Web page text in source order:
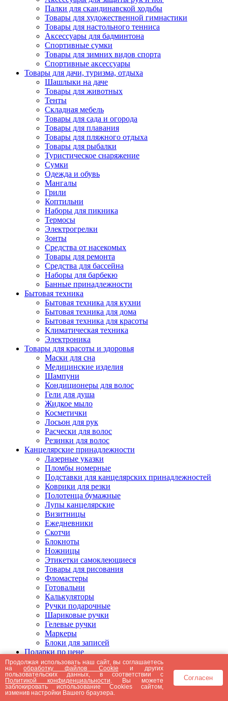
Палки для скандинавской ходьбы
Товары для художественной гимнастики
Товары для настольного тенниса
Аксессуары для бадминтона
Спортивные сумки
Товары для зимних видов спорта
Спортивные аксессуары
Товары для дачи, туризма, отдыха
Шашлыки на даче
Товары для животных
Тенты
Складная мебель
Товары для сада и огорода
Товары для плавания
Товары для пляжного отдыха
Товары для рыбалки
Туристическое снаряжение
Сумки
Одежда и обувь
Мангалы
Грили
Коптильни
Наборы для пикника
Термосы
Электрогрелки
Зонты
Средства от насекомых
Товары для ремонта
Средства для бассейна
Наборы для барбекю
Банные принадлежности
Бытовая техника
Бытовая техника для кухни
Бытовая техника для дома
Бытовая техника для красоты
Климатическая техника
Электроника
Товары для красоты и здоровья
Маски для сна
Медицинские изделия
Шампуни
Кондиционеры для волос
Гели для душа
Жидкое мыло
Косметички
Лосьон для рук
Расчески для волос
Резинки для волос
Канцелярские принадлежности
Лазерные указки
Пломбы номерные
Подставки для канцелярских принадлежностей
Коврики для резки
Полотенца бумажные
Лупы канцелярские
Визитницы
Ежедневники
Скотчи
Блокноты
Ножницы
Этикетки самоклеющиеся
Товары для рисования
Фломастеры
Готовальни
Калькуляторы
Ручки подарочные
Шариковые ручки
Гелевые ручки
Маркеры
Блоки для записей
Подарки по цене
Подарки от 5000 рублей
Подарки до 5000 рублей
Подарки до 3000 рублей
Подарки до 2000 рублей
Подарки до 1000 рублей
Продолжая использовать наш сайт, вы соглашаетесь
наобработку файлов Cookie и других
пользовательских данных, в соответствии с
Политикой конфиденциальности . Вы можете
заблокировать использование Cookies сайтом,
изменив настройки Вашего браузера.
Согласен